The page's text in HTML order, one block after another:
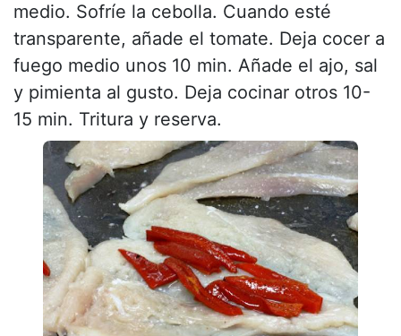
medio. Sofríe la cebolla. Cuando esté
transparente, añade el tomate. Deja cocer a
fuego medio unos 10 min. Añade el ajo, sal
y pimienta al gusto. Deja cocinar otros 10-
15 min. Tritura y reserva.